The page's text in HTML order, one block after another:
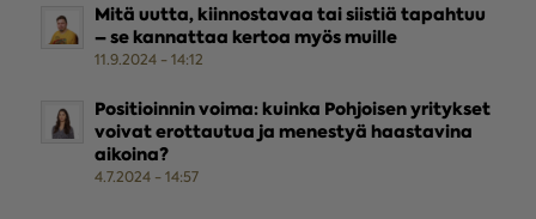
Mitä uutta, kiinnostavaa tai siistiä tapahtuu
– se kannattaa kertoa myös muille
11.9.2024 - 14:12
Positioinnin voima: kuinka Pohjoisen yritykset
voivat erottautua ja menestyä haastavina
aikoina?
4.7.2024 - 14:57